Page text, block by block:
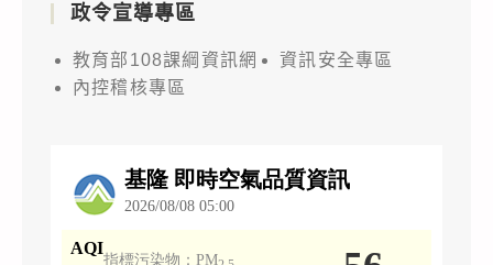
政令宣導專區
教育部108課綱資訊網
資訊安全專區
內控稽核專區